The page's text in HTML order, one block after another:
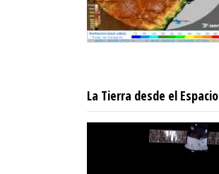
La Tierra desde el Espacio